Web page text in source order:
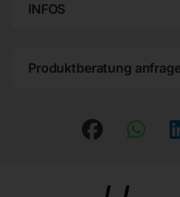
INFOS
Produktberatung